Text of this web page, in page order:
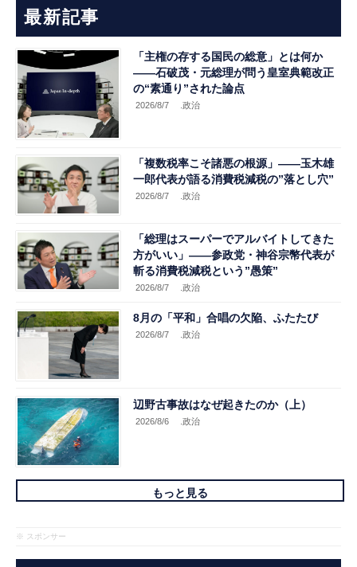
最新記事
「主権の存する国民の総意」とは何か
――石破茂・元総理が問う皇室典範改正
の“素通り”された論点
2026/8/7 .政治
「複数税率こそ諸悪の根源」――玉木雄
一郎代表が語る消費税減税の”落とし穴”
2026/8/7 .政治
「総理はスーパーでアルバイトしてきた
方がいい」――参政党・神谷宗幣代表が
斬る消費税減税という”愚策”
2026/8/7 .政治
8月の「平和」合唱の欠陥、ふたたび
2026/8/7 .政治
辺野古事故はなぜ起きたのか（上）
2026/8/6 .政治
もっと見る
※ スポンサー